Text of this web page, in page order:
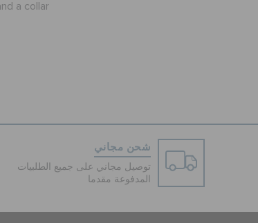
a collar
شحن مجاني
توصيل مجاني على جميع الطلبيات
المدفوعة مقدما